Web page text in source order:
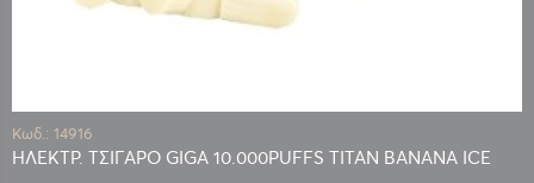
Κωδ.: 14916
ΗΛΕΚΤΡ. ΤΣΙΓΑΡΟ GIGA 10.000PUFFS TITAN BANANA ICE